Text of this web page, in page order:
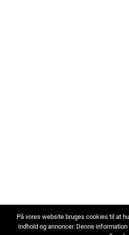
På vores website bruges cookies til at
indhold og annoncer. Denne